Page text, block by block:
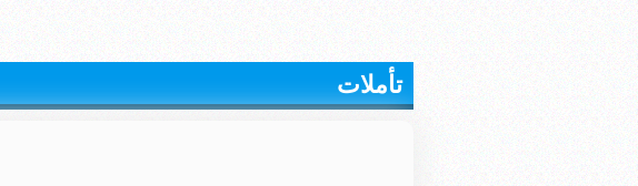
تأملات